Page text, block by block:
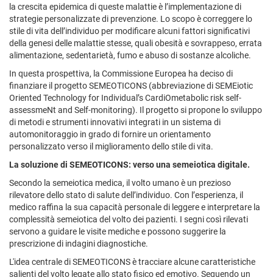
la crescita epidemica di queste malattie è l’implementazione di
strategie personalizzate di prevenzione. Lo scopo è correggere lo
stile di vita dell’individuo per modificare alcuni fattori significativi
della genesi delle malattie stesse, quali obesità e sovrappeso, errata
alimentazione, sedentarietà, fumo e abuso di sostanze alcoliche.
In questa prospettiva, la Commissione Europea ha deciso di
finanziare il progetto SEMEOTICONS (abbreviazione di SEMEiotic
Oriented Technology for Individual’s CardiOmetabolic risk self-
assessmeNt and Self-monitoring). Il progetto si propone lo sviluppo
di metodi e strumenti innovativi integrati in un sistema di
automonitoraggio in grado di fornire un orientamento
personalizzato verso il miglioramento dello stile di vita.
La soluzione di SEMEOTICONS: verso una semeiotica digitale.
Secondo la semeiotica medica, il volto umano è un prezioso
rilevatore dello stato di salute dell’individuo. Con l’esperienza, il
medico raffina la sua capacità personale di leggere e interpretare la
complessità semeiotica del volto dei pazienti. I segni così rilevati
servono a guidare le visite mediche e possono suggerire la
prescrizione di indagini diagnostiche.
L'idea centrale di SEMEOTICONS è tracciare alcune caratteristiche
salienti del volto legate allo stato fisico ed emotivo. Seguendo un